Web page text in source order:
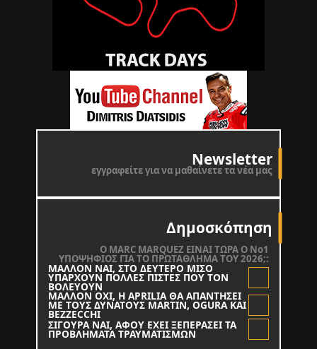
Newsletter
εγγραφείτε για να μαθαίνετε τα νέα μας
Δημοσκόπηση
O MARC MARQUEZ ΕΙΝΑΙ ΤΩΡΑ Ο Νο1
ΥΠΟΨΗΦΙΟΣ ΓΙΑ ΤΟ ΠΡΩΤΑΘΛΗΜΑ ΤΟΥ 2026;:
ΜΑΛΛΟΝ ΝΑΙ, ΣΤΟ ΔΕΥΤΕΡΟ ΜΙΣΟ
ΥΠΑΡΧΟΥΝ ΠΟΛΛΕΣ ΠΙΣΤΕΣ ΠΟΥ ΤΟΝ
ΒΟΛΕΥΟΥΝ
ΜΑΛΛΟΝ ΟΧΙ, Η APRILIA ΘΑ ΑΠΑΝΤΗΣΕΙ
ΜΕ ΤΟΥΣ ΔΥΝΑΤΟΥΣ MARTIN, OGURA KAI
BEZZECCHI
ΣΙΓΟΥΡΑ ΝΑΙ, ΑΦΟΥ ΕΧΕΙ ΞΕΠΕΡΑΣΕΙ ΤΑ
ΠΡΟΒΛΗΜΑΤΑ ΤΡΑΥΜΑΤΙΣΜΩΝ